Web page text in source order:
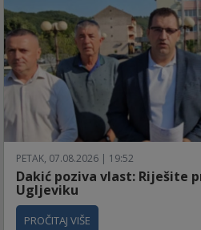
PETAK, 07.08.2026 | 19:52
Dakić poziva vlast: Riješite
Ugljeviku
PROČITAJ VIŠE